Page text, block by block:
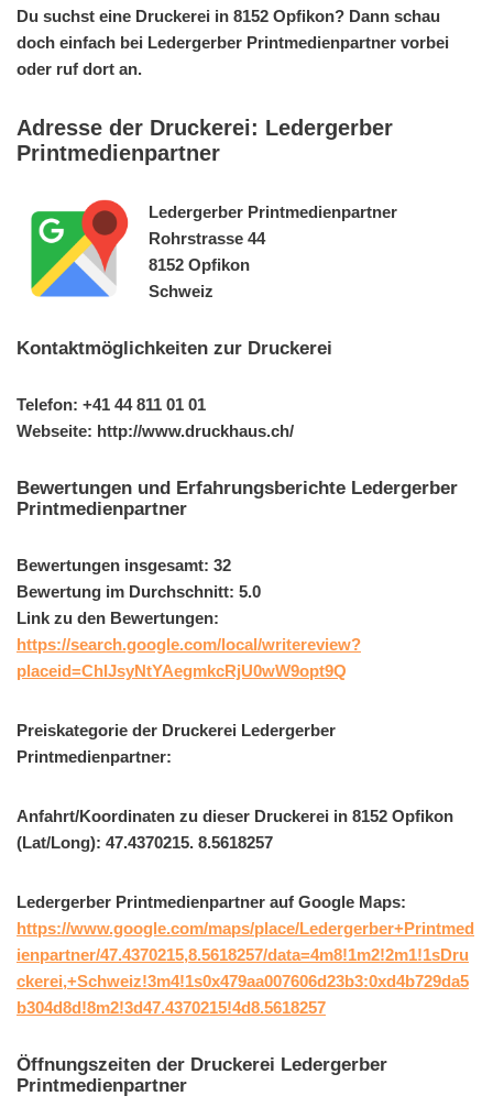
Du suchst eine Druckerei in 8152 Opfikon? Dann schau
doch einfach bei Ledergerber Printmedienpartner vorbei
oder ruf dort an.
Adresse der Druckerei: Ledergerber
Printmedienpartner
Ledergerber Printmedienpartner
Rohrstrasse 44
8152 Opfikon
Schweiz
Kontaktmöglichkeiten zur Druckerei
Telefon: +41 44 811 01 01
Webseite: http://www.druckhaus.ch/
Bewertungen und Erfahrungsberichte Ledergerber
Printmedienpartner
Bewertungen insgesamt: 32
Bewertung im Durchschnitt: 5.0
Link zu den Bewertungen:
https://search.google.com/local/writereview?
placeid=ChIJsyNtYAegmkcRjU0wW9opt9Q
Preiskategorie der Druckerei Ledergerber
Printmedienpartner:
Anfahrt/Koordinaten zu dieser Druckerei in 8152 Opfikon
(Lat/Long): 47.4370215. 8.5618257
Ledergerber Printmedienpartner auf Google Maps:
https://www.google.com/maps/place/Ledergerber+Printmed
ienpartner/47.4370215,8.5618257/data=4m8!1m2!2m1!1sDru
ckerei,+Schweiz!3m4!1s0x479aa007606d23b3:0xd4b729da5
b304d8d!8m2!3d47.4370215!4d8.5618257
Öffnungszeiten der Druckerei Ledergerber
Printmedienpartner